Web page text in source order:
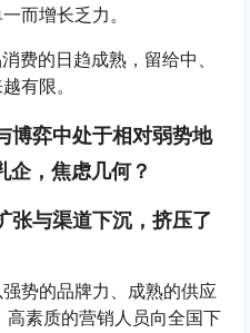
而增长乏力。
费的日趋成熟，留给中、
有限。
博弈中处于相对弱势地
企，焦虑几何？
张与渠道下沉，挤压了
势的品牌力、成熟的供应
高素质的营销人员向全国下